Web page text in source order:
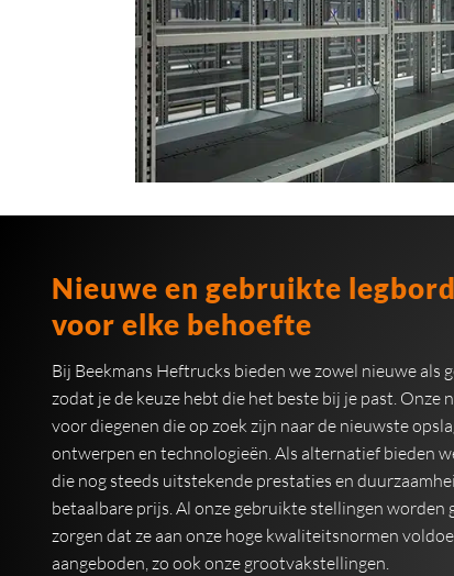
Nieuwe en gebruikte
voor elke behoefte
Bij Beekmans Heftrucks bieden we zowel nieuwe als
zodat je de keuze hebt die het beste bij je past.
voor diegenen die op zoek zijn naar de nieuwste
ontwerpen en technologieën. Als alternatief bieden
die nog steeds uitstekende prestaties en
betaalbare prijs. Al onze gebruikte stellingen
zorgen dat ze aan onze hoge kwaliteitsnormen
aangeboden, zo ook onze grootvakstellingen.